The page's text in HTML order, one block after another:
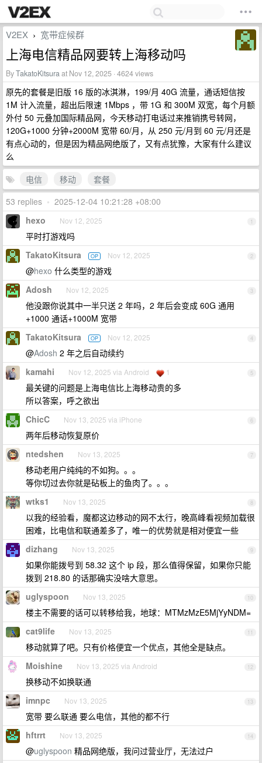
V2EX › 宽带症候群
上海电信精品网要转上海移动吗
ByTakatoKitsuraat Nov 12, 2025 · 4624 views
原先的套餐是旧版 16 版的冰淇淋，199/月 40G 流量，通话短信按
1M 计入流量，超出后限速 1Mbps ，带 1G 和 300M 双宽，每个月额
外付 50 元叠加国际精品网，今天移动打电话过来推销携号转网，
120G+1000 分钟+2000M 宽带 60/月，从 250 元/月到 60 元/月还是
有点心动的，但是因为精品网绝版了，又有点犹豫，大家有什么建议
么
电信
移动
套餐
53 replies • 2025-12-04 10:21:28 +08:00
1
hexo Nov 12, 2025
平时打游戏吗
2
TakatoKitsura OP Nov 12, 2025
@hexo 什么类型的游戏
3
Adosh Nov 12, 2025
他没跟你说其中一半只送 2 年吗，2 年后会变成 60G 通用
+1000 通话+1000M 宽带
4
TakatoKitsura OP Nov 12, 2025
@Adosh 2 年之后自动续约
5
kamahi Nov 12, 2025 via Android 1
最关键的问题是上海电信比上海移动贵的多
所以答案，呼之欲出
6
ChicC Nov 13, 2025 via iPhone
两年后移动恢复原价
7
ntedshen Nov 13, 2025
移动老用户纯纯的不如狗。。。
等你切过去你就是砧板上的鱼肉了。。。
8
wtks1 Nov 13, 2025
以我的经验看，魔都这边移动的网不太行，晚高峰看视频加载很
困难，比电信和联通差多了，唯一的优势就是相对便宜一些
9
dizhang Nov 13, 2025
如果你能拨号到 58.32 这个 ip 段，那么值得保留，如果你只能
拨到 218.80 的话那确实没啥大意思。
10
uglyspoon Nov 13, 2025
楼主不需要的话可以转移给我，地球：MTMzMzE5MjYyNDM=
11
cat9life Nov 13, 2025
移动就算了吧。只有价格便宜一个优点，其他全是缺点。
12
Moishine Nov 13, 2025 via Android
换移动不如换联通
13
imnpc Nov 13, 2025
宽带 要么联通 要么电信，其他的都不行
14
hftrrt Nov 13, 2025
@uglyspoon 精品网绝版，我问过营业厅，无法过户